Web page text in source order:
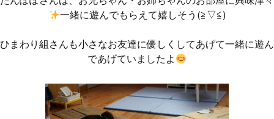
一緒に遊んでもらえて嬉しそう(≧▽≦)
ひまわり組さんも小さなお友達に優しくしてあげて一緒に遊ん
であげていましたよ